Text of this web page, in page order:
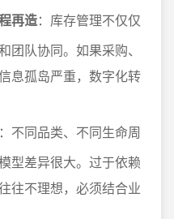
再造：库存管理不仅仅
团队协同。如果采购、
息孤岛严重，数字化转
：不同品类、不同生命周
型差异很大。过于依赖
往不理想，必须结合业